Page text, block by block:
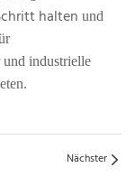
halten und
und industrielle
Nächster